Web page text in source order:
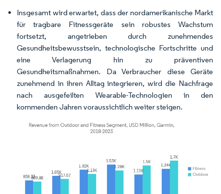
Insgesamt wird erwartet, dass der nordamerikanische Markt
für tragbare Fitnessgeräte sein robustes Wachstum
fortsetzt, angetrieben durch zunehmendes
Gesundheitsbewusstsein, technologische Fortschritte und
eine Verlagerung hin zu präventiven
Gesundheitsmaßnahmen. Da Verbraucher diese Geräte
zunehmend in ihren Alltag integrieren, wird die Nachfrage
nach ausgefeilten Wearable-Technologien in den
kommenden Jahren voraussichtlich weiter steigen.